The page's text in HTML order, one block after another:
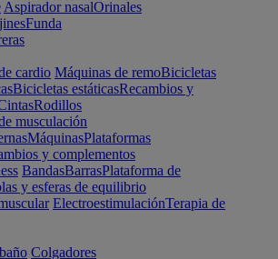
Aspirador nasalOrinales
Funda
cardio Máquinas de remoBicicletas
Bicicletas estáticasRecambios y
Rodillos
musculación
MáquinasPlataformas
y complementos
BandasBarrasPlataforma de
y esferas de equilibrio
ElectroestimulaciónTerapia de
Colgadores